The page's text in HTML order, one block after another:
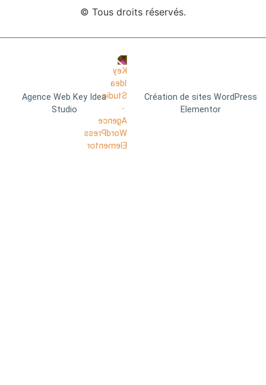
© Tous droits réservés.
Agence Web Key Idea
Studio
Création de sites WordPress
Elementor